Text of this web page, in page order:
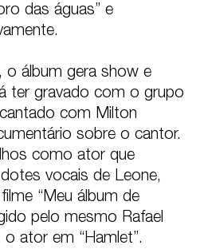
das águas” e
o álbum gera show e
ter gravado com o grupo
com Milton
sobre o cantor.
como ator que
vocais de Leone,
“Meu álbum de
pelo mesmo Rafael
ator em “Hamlet”.